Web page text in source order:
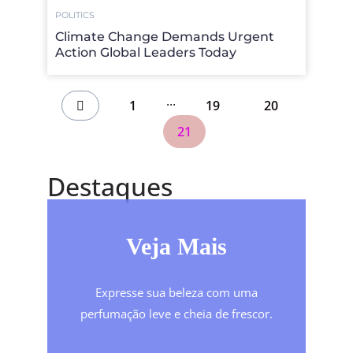
POLITICS
Climate Change Demands Urgent
Action Global Leaders Today
1 ... 19
20
21
Destaques
Veja Mais
Expresse sua beleza com uma
perfumação leve e cheia de frescor.